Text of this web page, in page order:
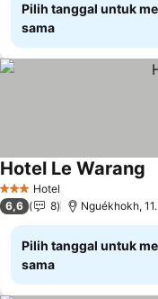
Pilih tanggal untuk
sama
3 BintangHotel
Hotel Le Warang
6,6 8 Nguékhokh,
Pilih tanggal untuk
sama